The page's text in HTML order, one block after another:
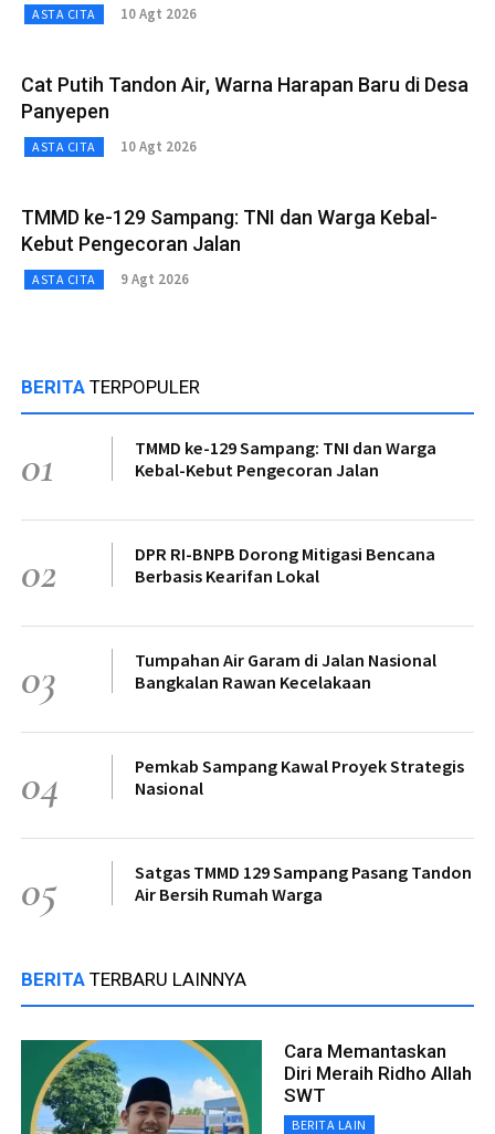
ASTA CITA 10 Agt 2026
Cat Putih Tandon Air, Warna Harapan Baru di Desa
Panyepen
ASTA CITA 10 Agt 2026
TMMD ke-129 Sampang: TNI dan Warga Kebal-
Kebut Pengecoran Jalan
ASTA CITA 9 Agt 2026
BERITA TERPOPULER
01
TMMD ke-129 Sampang: TNI dan Warga
Kebal-Kebut Pengecoran Jalan
02
DPR RI-BNPB Dorong Mitigasi Bencana
Berbasis Kearifan Lokal
03
Tumpahan Air Garam di Jalan Nasional
Bangkalan Rawan Kecelakaan
04
Pemkab Sampang Kawal Proyek Strategis
Nasional
05
Satgas TMMD 129 Sampang Pasang Tandon
Air Bersih Rumah Warga
BERITA TERBARU LAINNYA
Cara Memantaskan
Diri Meraih Ridho Allah
SWT
BERITA LAIN